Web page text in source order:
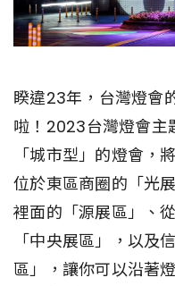
睽違23年，台灣燈會
啦！2023台灣燈會主
「城市型」的燈會，
位於東區商圈的「光
裡面的「源展區」、
「中央展區」，以及
區」，讓你可以沿著